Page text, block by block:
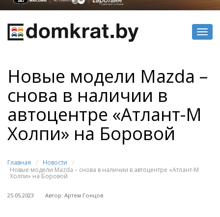
Новые модели Mazda –
снова в наличии в
автоцентре «Атлант-М
Холпи» на Боровой
Главная / Новости
/
Новые модели Mazda – снова в наличии в автоцентре «Атлант-М
Холпи» на Боровой
25.05.2023 Автор: Артем Гонцов